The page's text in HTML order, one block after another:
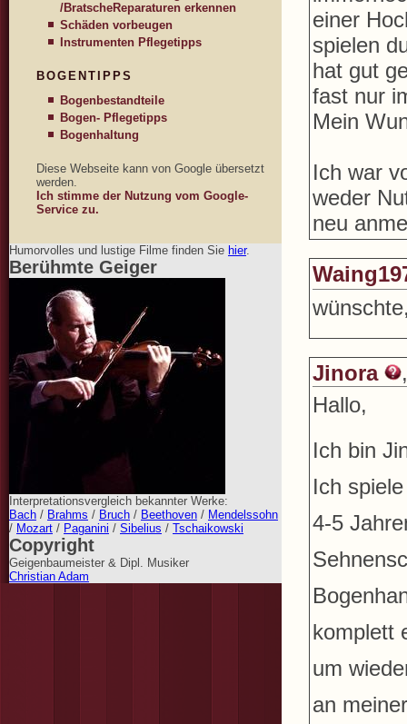
einer
spielen
hat gut
fast nur
Mein
Ich war
weder
neu
Jinora
Hallo,
Ich bin
Ich
4-5
komplett
um
an
/BratscheReparaturen erkennen
Schäden vorbeugen
Instrumenten Pflegetipps
BOGENTIPPS
Bogenbestandteile
Bogen- Pflegetipps
Bogenhaltung
Diese Webseite kann von Google übersetzt
werden.
Ich stimme der Nutzung vom Google-
Service zu.
Humorvolles und lustige Filme finden Sie hier.
Berühmte Geiger
Interpretationsvergleich bekannter Werke:
Bach / Brahms / Bruch / Beethoven / Mendelssohn
/ Mozart / Paganini / Sibelius / Tschaikowski
Copyright
Geigenbaumeister & Dipl. Musiker
Christian Adam